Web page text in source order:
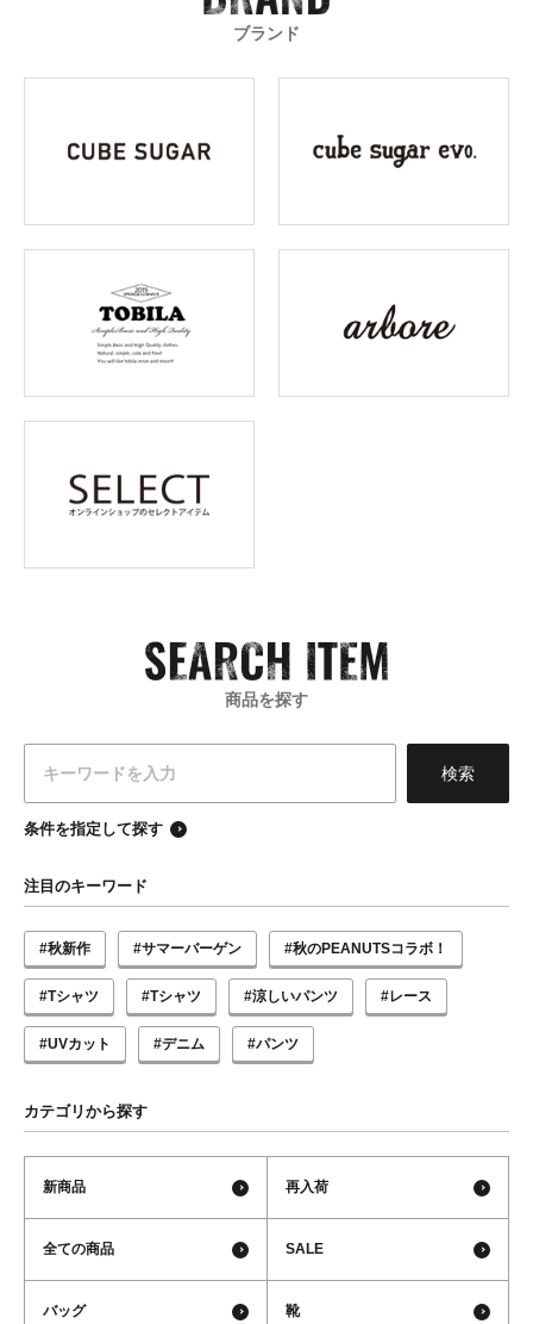
ブランド
商品を探す
条件を指定して探す
注目のキーワード
#秋新作 #サマーバーゲン #秋のPEANUTSコラボ！
#Tシャツ #Tシャツ #涼しいパンツ #レース
#UVカット #デニム #パンツ
カテゴリから探す
新商品 再入荷
全ての商品 SALE
バッグ 靴